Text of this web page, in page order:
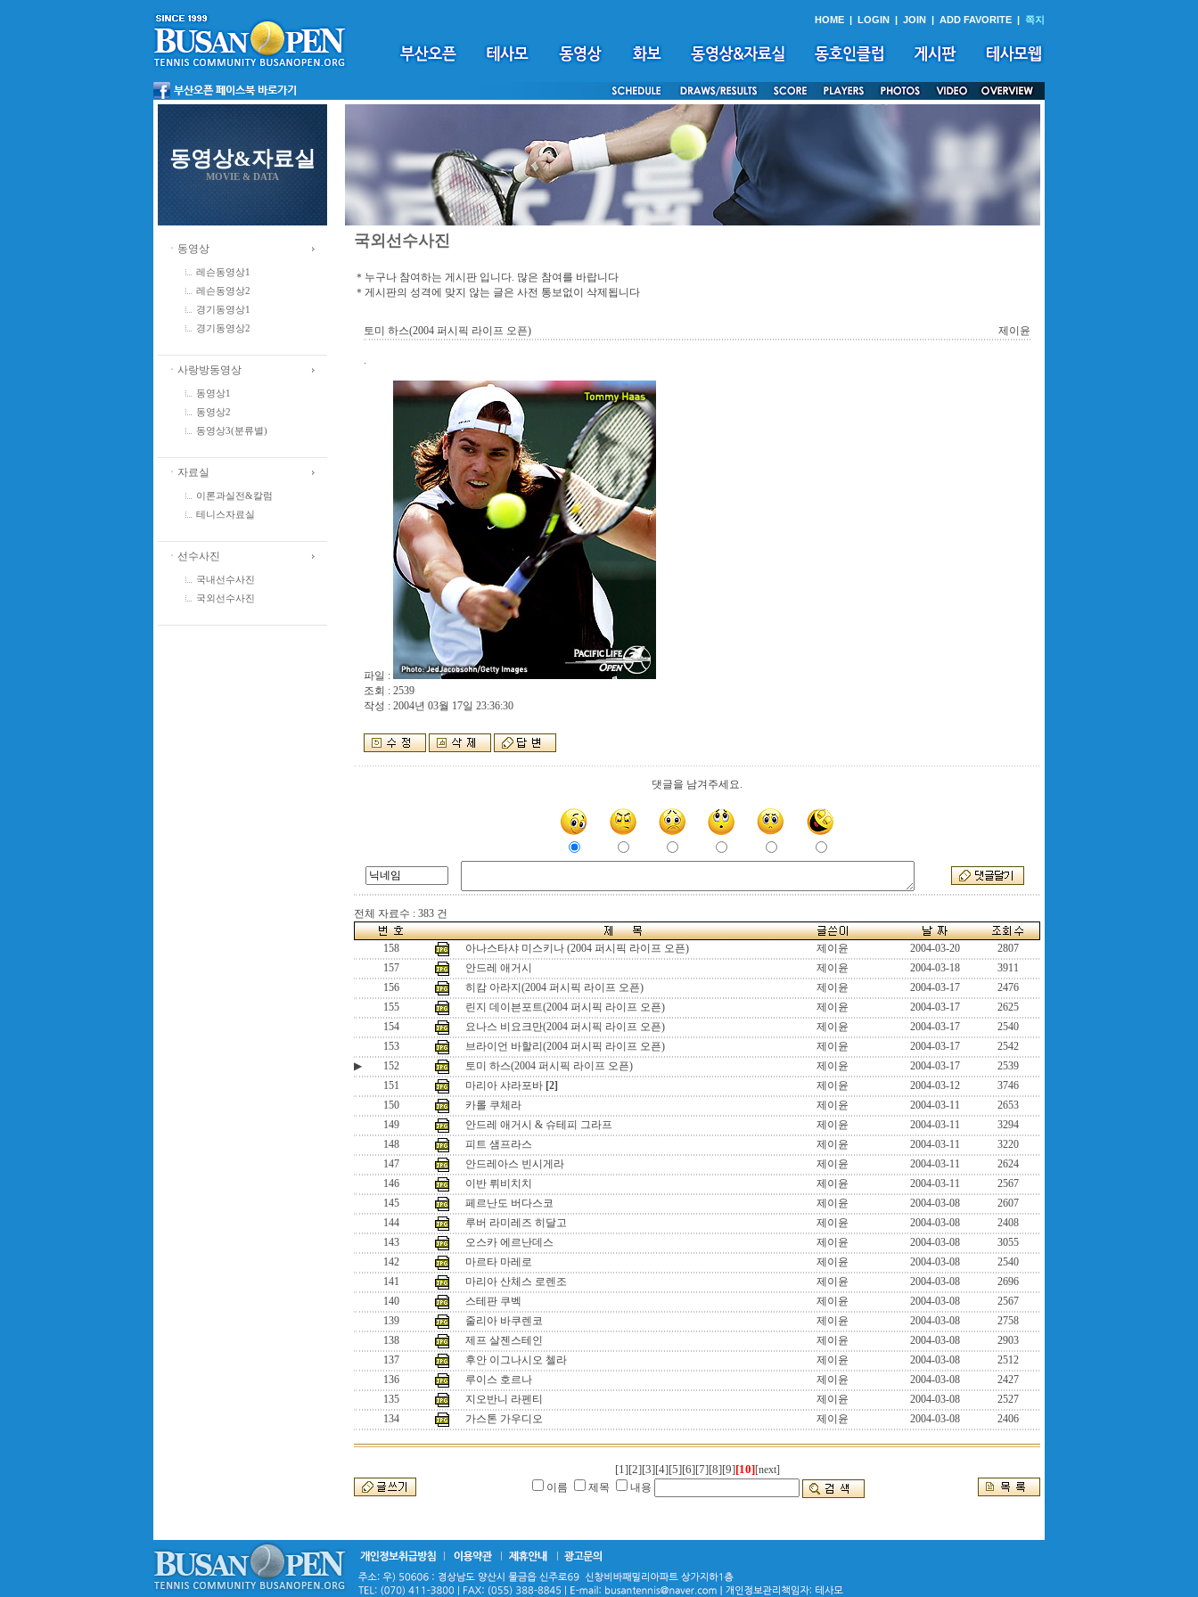
HOME | LOGIN | JOIN | ADD FAVORITE | 쪽지
동영상&자료실
MOVIE & DATA
ㆍ동영상
레슨동영상1
레슨동영상2
경기동영상1
경기동영상2
ㆍ사랑방동영상
동영상1
동영상2
동영상3(분류별)
ㆍ자료실
이론과실전&칼럼
테니스자료실
ㆍ선수사진
국내선수사진
국외선수사진
국외선수사진
＊누구나 참여하는 게시판 입니다. 많은 참여를 바랍니다
＊게시판의 성격에 맞지 않는 글은 사전 통보없이 삭제됩니다
토미 하스(2004 퍼시픽 라이프 오픈) 제이윤
.
파일 :
조회 : 2539
작성 : 2004년 03월 17일 23:36:30
댓글을 남겨주세요.
전체 자료수 : 383 건
158 아나스타샤 미스키나 (2004 퍼시픽 라이프 오픈) 제이윤 2004-03-20
2807
157
안드레 애거시 제이윤 2004-03-18
3911
156
히캄 아라지(2004 퍼시픽 라이프 오픈) 제이윤 2004-03-17
2476
155
린지 데이븐포트(2004 퍼시픽 라이프 오픈) 제이윤 2004-03-17
2625
154
요나스 비요크만(2004 퍼시픽 라이프 오픈) 제이윤 2004-03-17
2540
153
브라이언 바할리(2004 퍼시픽 라이프 오픈) 제이윤 2004-03-17
2542
▶
152 토미 하스(2004 퍼시픽 라이프 오픈) 제이윤 2004-03-17
2539
151
마리아 샤라포바 [2] 제이윤 2004-03-12
3746
150
카롤 쿠체라 제이윤 2004-03-11
2653
149
안드레 애거시 & 슈테피 그라프 제이윤 2004-03-11
3294
148
피트 샘프라스 제이윤 2004-03-11
3220
147
안드레아스 빈시게라 제이윤 2004-03-11
2624
146
이반 뤼비치치 제이윤 2004-03-11
2567
145
페르난도 버다스코 제이윤 2004-03-08
2607
144
루버 라미레즈 히달고 제이윤 2004-03-08
2408
143
오스카 에르난데스 제이윤 2004-03-08
3055
142
마르타 마레로 제이윤 2004-03-08
2540
141
마리아 산체스 로렌조 제이윤 2004-03-08
2696
140
스테판 쿠벡 제이윤 2004-03-08
2567
139
줄리아 바쿠렌코 제이윤 2004-03-08
2758
138
제프 살젠스테인 제이윤 2004-03-08
2903
137
후안 이그나시오 첼라 제이윤 2004-03-08
2512
136
루이스 호르나 제이윤 2004-03-08
2427
135
지오반니 라펜티 제이윤 2004-03-08
2527
134
가스톤 가우디오 제이윤 2004-03-08 2406
[1][2][3][4][5][6][7][8][9][10][next]
이름
제목 내용